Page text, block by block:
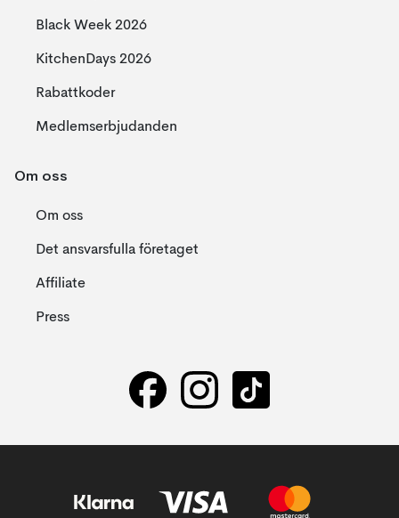
Black Week 2026
KitchenDays 2026
Rabattkoder
Medlemserbjudanden
Om oss
Om oss
Det ansvarsfulla företaget
Affiliate
Press